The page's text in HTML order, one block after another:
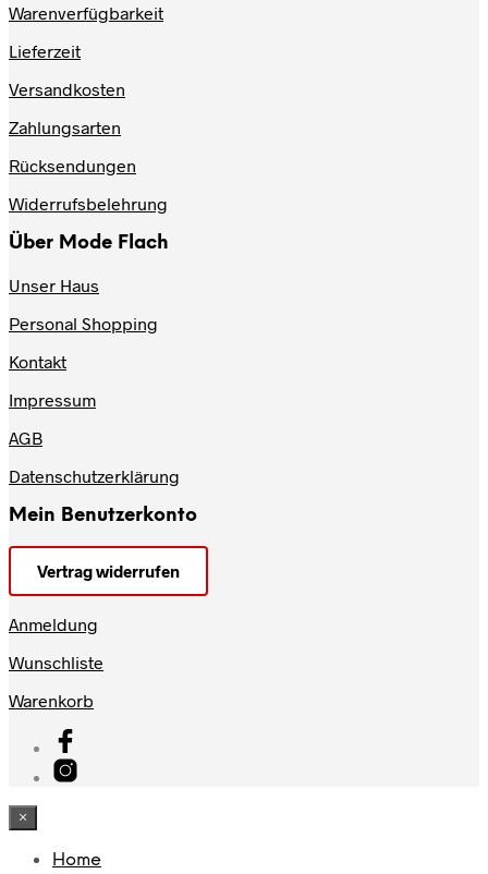
Warenverfügbarkeit
Lieferzeit
Versandkosten
Zahlungsarten
Rücksendungen
Widerrufsbelehrung
Über Mode Flach
Unser Haus
Personal Shopping
Kontakt
Impressum
AGB
Datenschutzerklärung
Mein Benutzerkonto
Vertrag widerrufen
Anmeldung
Wunschliste
Warenkorb
×
Home